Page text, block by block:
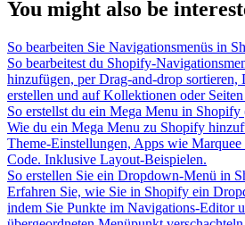
You might also be
So bearbeiten Sie Navigationsmenüs in
So bearbeitest du Shopify-
hinzufügen, per Drag-and-drop
erstellen und auf Kollektionen oder
So erstellst du ein Mega Menu in Shopify
Wie du ein Mega Menu zu Shopify
Theme-Einstellungen, Apps wie
Code. Inklusive Layout-Beispielen.
So erstellen Sie ein Dropdown-Menü in
Erfahren Sie, wie Sie in Shopify ein
indem Sie Punkte im Navigations-Editor